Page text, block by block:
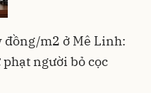
đồng/m2 ở Mê Linh:
người bỏ cọc